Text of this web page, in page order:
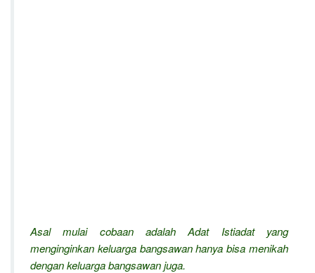
Asal mulai cobaan adalah Adat Istiadat yang
menginginkan keluarga bangsawan hanya bisa menikah
dengan keluarga bangsawan juga.